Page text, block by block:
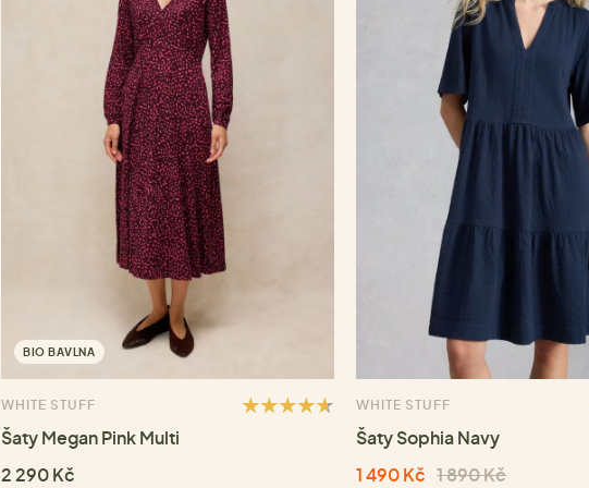
BIO BAVLNA
WHITE STUFF
Šaty Megan Pink Multi
2 290 Kč
WHITE STUFF
Šaty Sophia Navy
1 490 Kč 1 890 Kč